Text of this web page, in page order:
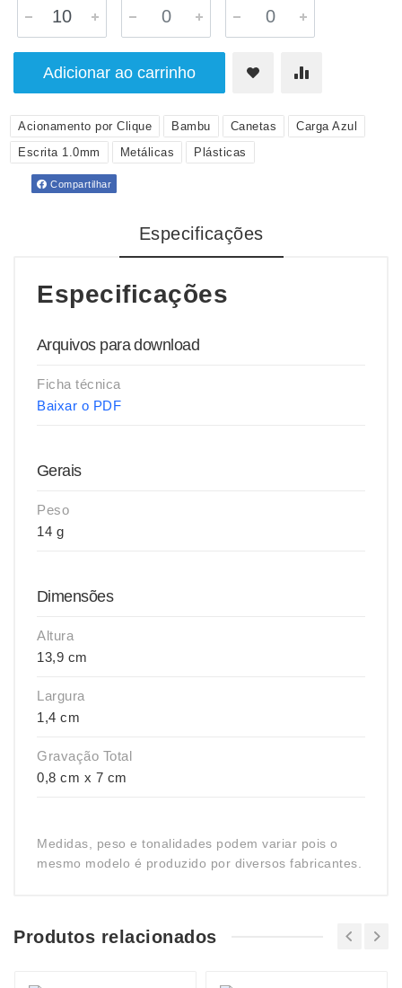
Adicionar ao carrinho
Acionamento por Clique Bambu Canetas
Carga Azul
Escrita 1.0mm
Metálicas Plásticas
Compartilhar
Especificações
Especificações
Arquivos para download
Ficha técnica
Baixar o PDF
Gerais
Peso
14 g
Dimensões
Altura
13,9 cm
Largura
1,4 cm
Gravação Total
0,8 cm x 7 cm
Medidas, peso e tonalidades podem variar pois o
mesmo modelo é produzido por diversos fabricantes.
Produtos relacionados